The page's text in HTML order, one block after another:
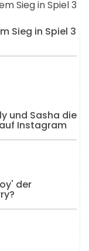
Sieg in Spiel 3
und Sasha die
Instagram
der